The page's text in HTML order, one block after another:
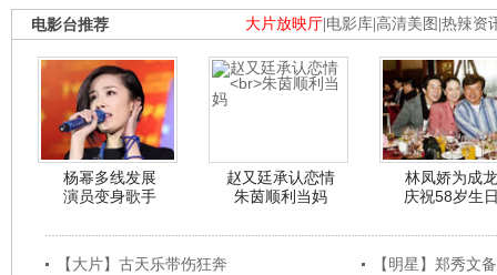
大片放映厅 电影库 高清美图 热辣资
电影台推荐
杨幂多线发展
演员变身歌手
赵又廷承认恋情
朱茵顺利当妈
林凤娇为成龙
庆祝58岁生
【大片】古天乐带伤狂奔
【明星】郑秀文